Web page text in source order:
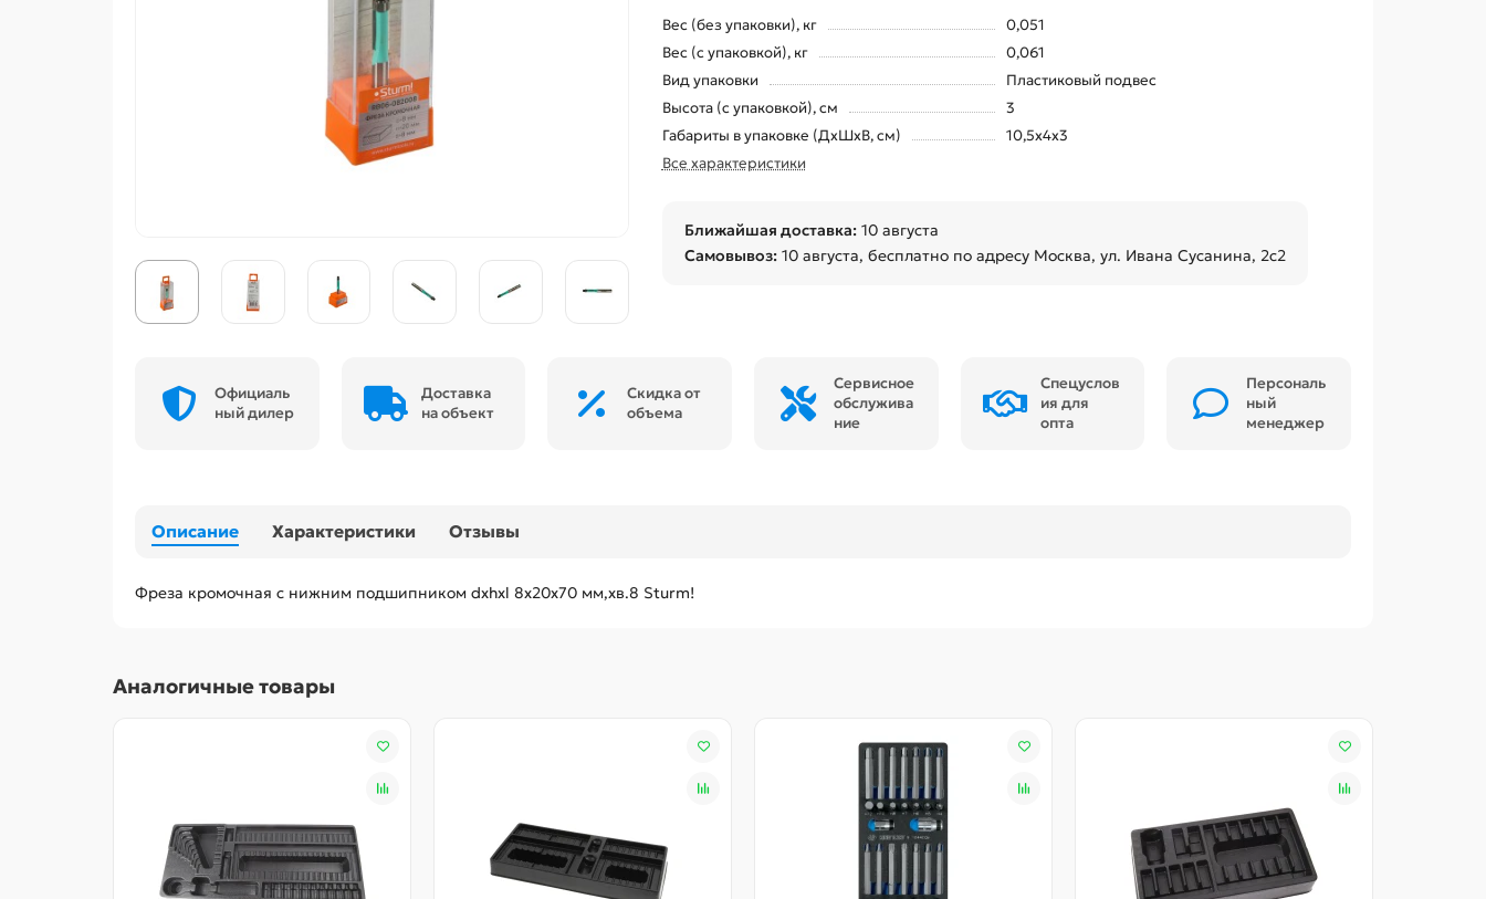
Вес (без упаковки), кг
0,051
Вес (с упаковкой), кг
0,061
Вид упаковки
Пластиковый подвес
Высота (с упаковкой), см
3
Габариты в упаковке (ДхШхВ, см)
10,5x4x3
Все характеристики
Ближайшая доставка: 10 августа
Самовывоз: 10 августа, бесплатно по адресу Москва, ул. Ивана Сусанина, 2с2
Официаль
ный дилер
Доставка
на объект
Скидка от
объема
Сервисное
обслужива
ние
Спецуслов
ия для
опта
Персональ
ный
менеджер
Описание Характеристики Отзывы
Фреза кромочная с нижним подшипником dxhxl 8x20x70 мм,хв.8 Sturm!
Аналогичные товары